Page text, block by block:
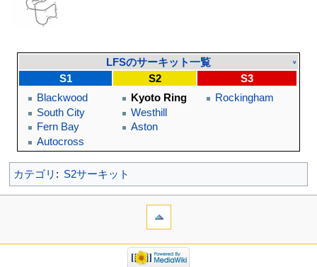
LFSのサーキット一覧 v
S1 S2
S3
Blackwood
South City
Fern Bay
Autocross
Kyoto Ring
Westhill
Aston
Rockingham
カテゴリ : S2サーキット